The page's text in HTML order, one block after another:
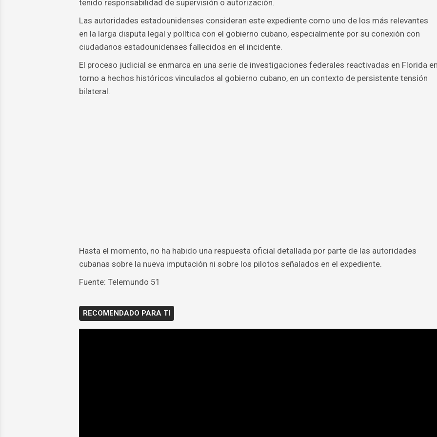
tenido responsabilidad de supervisión o autorización.
Las autoridades estadounidenses consideran este expediente como uno de los más relevantes
en la larga disputa legal y política con el gobierno cubano, especialmente por su conexión con
ciudadanos estadounidenses fallecidos en el incidente.
El proceso judicial se enmarca en una serie de investigaciones federales reactivadas en Florida
torno a hechos históricos vinculados al gobierno cubano, en un contexto de persistente tensión
bilateral.
Hasta el momento, no ha habido una respuesta oficial detallada por parte de las autoridades
cubanas sobre la nueva imputación ni sobre los pilotos señalados en el expediente.
Fuente: Telemundo 51
RECOMENDADO PARA TI